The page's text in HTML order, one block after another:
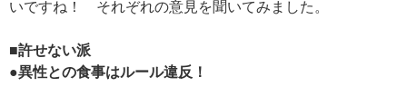
いですね！ それぞれの意見を聞いてみました。
■許せない派
●異性との食事はルール違反！